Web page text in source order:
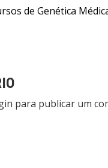
de Genética
para publicar um